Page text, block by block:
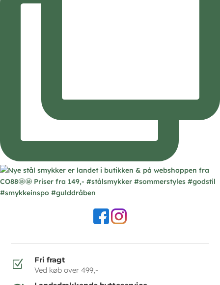
Z
Fri fragt
Ved køb over 499,-